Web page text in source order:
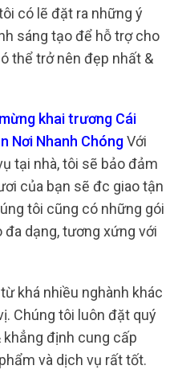
có lẽ đặt ra những ý
sáng tạo để hỗ trợ cho
thể trở nên đẹp nhất &
khai trương Cái
Nơi Nhanh ChóngVới
tại nhà, tôi sẽ bảo đảm
của bạn sẽ đc giao tận
tôi cũng có những gói
dạng, tương xứng với
khá nhiều nghành khác
Chúng tôi luôn đặt quý
khẳng định cung cấp
và dịch vụ rất tốt.